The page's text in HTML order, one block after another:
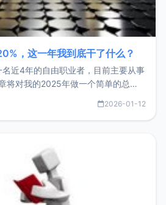
，这一年我到底干了什么？
近4年的自由职业者，目前主要从事
将对我的2025年做一个简单的总
很充实，2026年不求突破，但求保
2026-01-12